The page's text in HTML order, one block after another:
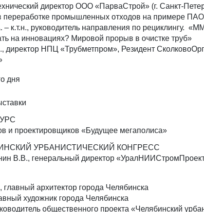
директор ООО «ПарваСтрой» (г. Санкт-
переработке промышленных отходов на примере
к.т.н., руководитель направления по рециклингу.
на инновациях? Мировой прорыв в очистке труб»
директор НПЦ «Трубметпром», Резидент
дня
и проектировщиков «Будущее мегаполиса»
УРБАНИСТИЧЕСКИЙ КОНГРЕСС
В.В., генеральный директор
архитектор города Челябинска
художник города Челябинска
общественного проекта «Челябинский